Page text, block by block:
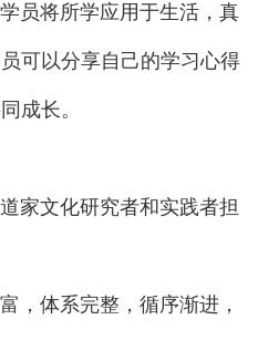
员将所学应用于生活，真
可以分享自己的学习心得
成长。
家文化研究者和实践者担
，体系完整，循序渐进，